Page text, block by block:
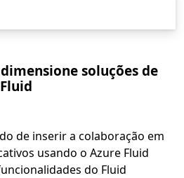
soluções de
de inserir a colaboração em
usando o Azure Fluid
do Fluid